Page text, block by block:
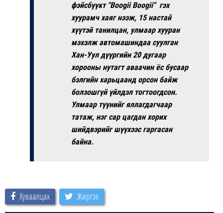
фэйсбүүкт "Boogii Boogii" гэх
хуурамч хаяг нээж, 15 настай
хүүтэй танилцан, улмаар хууран
мэхэлж автомашиндаа суулган
Хан-Уул дүүргийн 20 дугаар
хорооны нутагт аваачин ёс бусаар
бэлгийн харьцаанд орсон байж
болзошгүй үйлдэл тогтоогдсон.
Улмаар түүнийг яллагдагчаар
татаж, нэг сар цагдан хорих
шийдвэрийг шүүхээс гаргасан
байна.
Хуваалцах Жиргэх